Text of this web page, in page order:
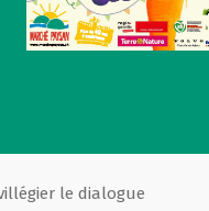
le dialogue